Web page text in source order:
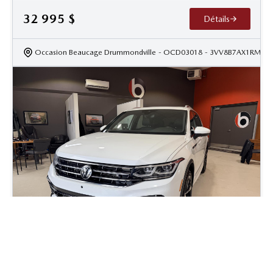
32 995 $ Détails
Occasion Beaucage Drummondville - OCD03018 -